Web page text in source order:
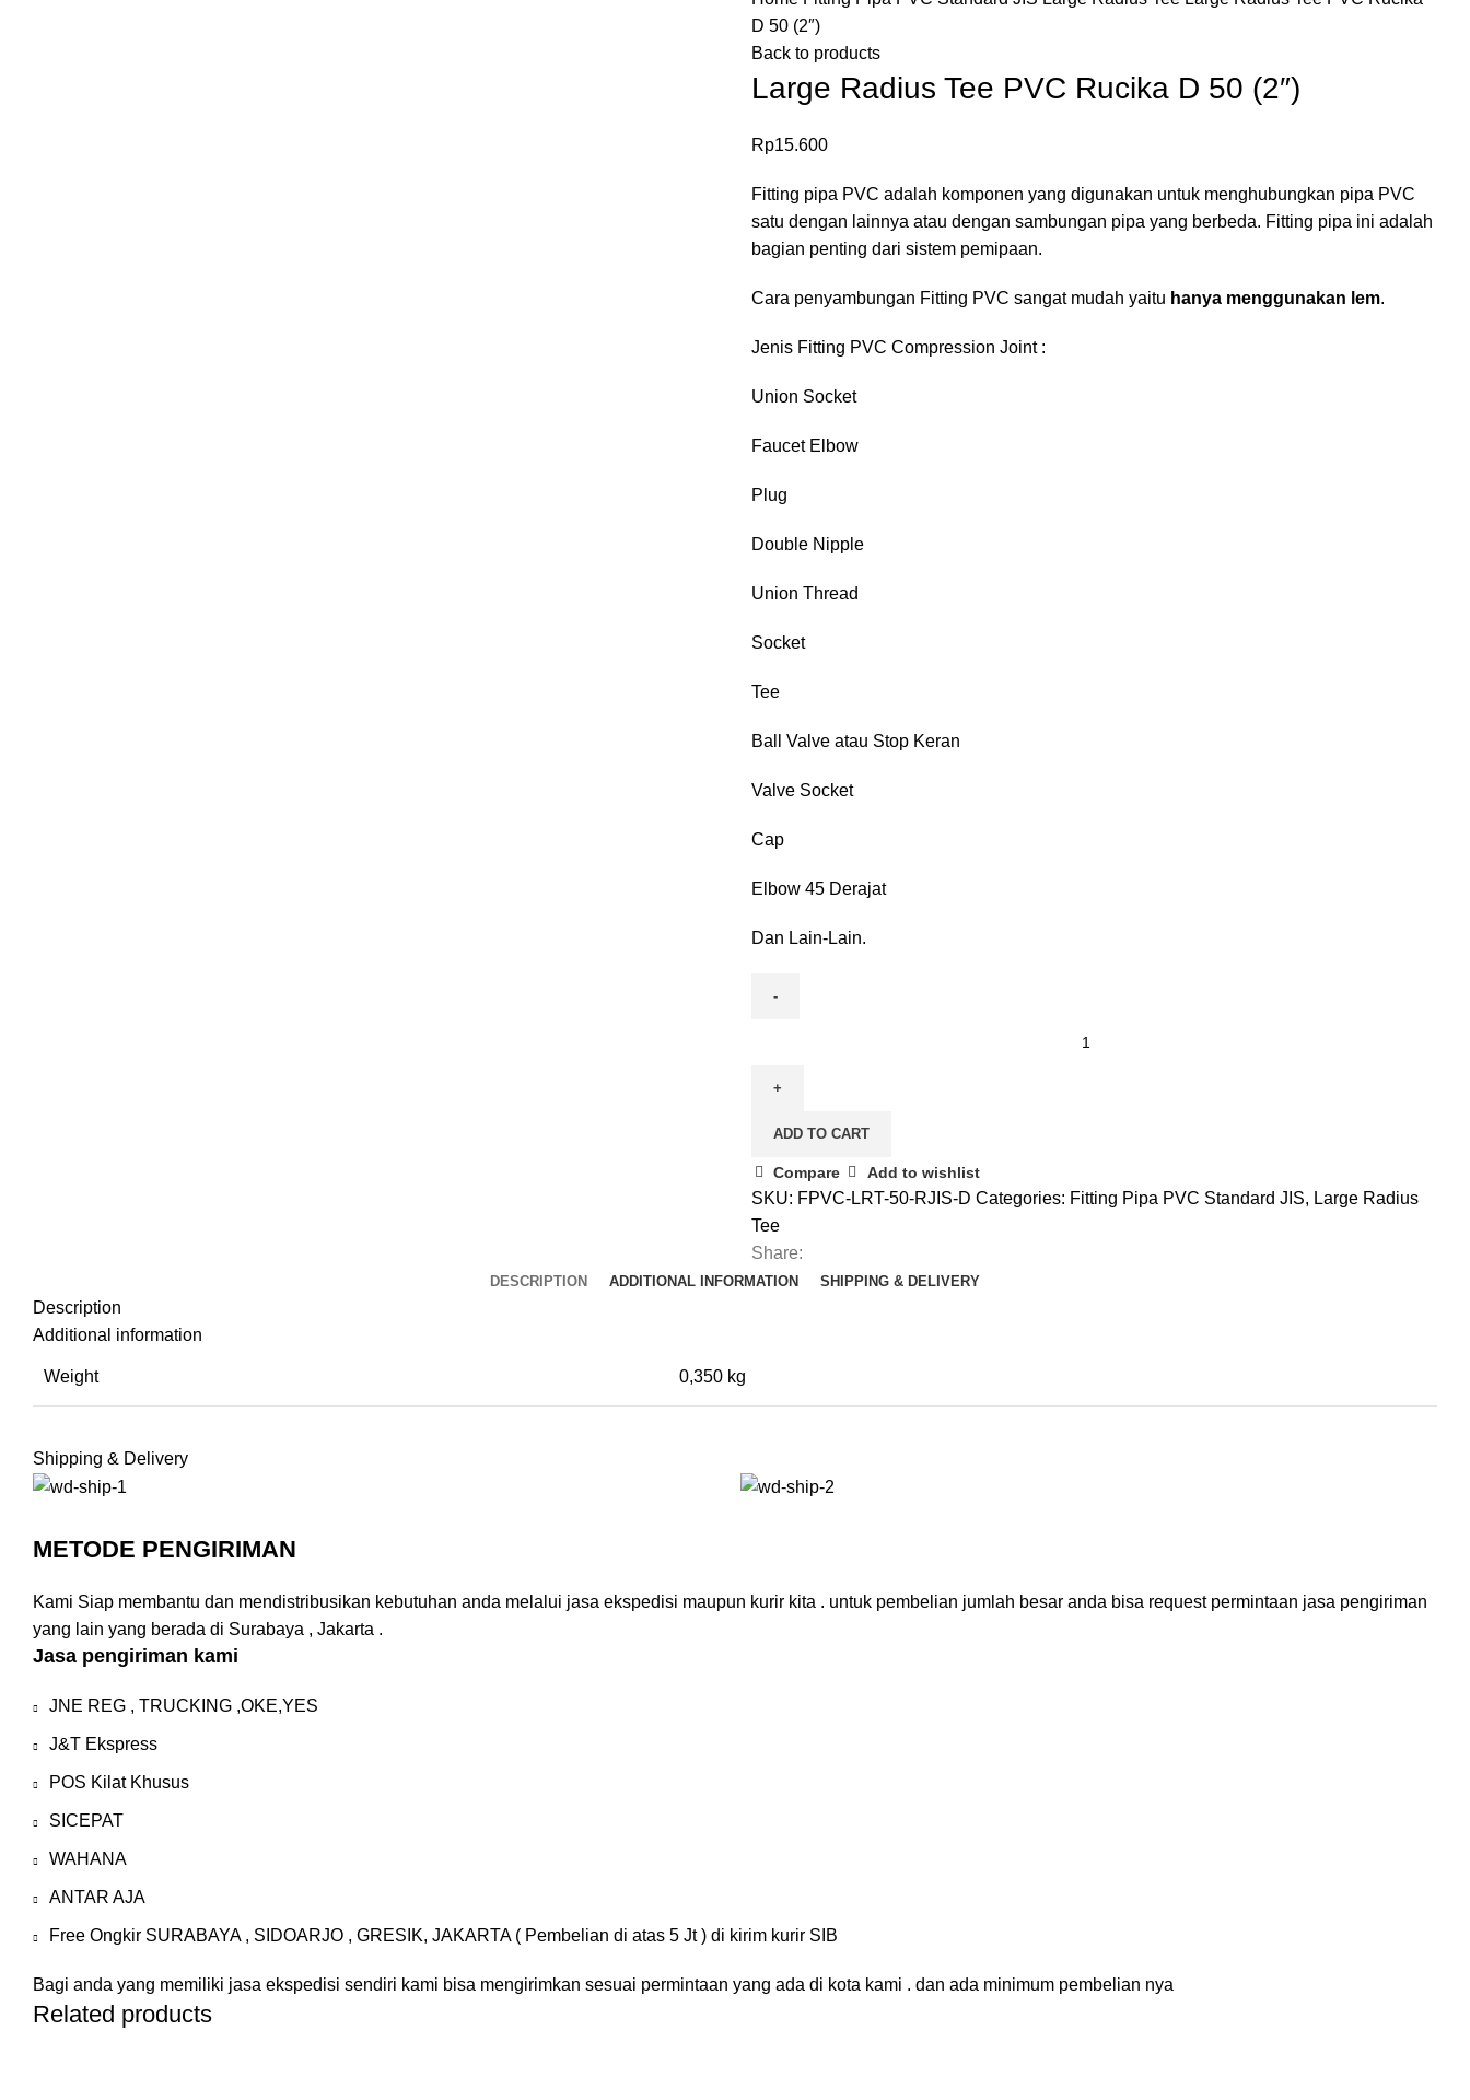
D 50 (2″)
Back to products
Large Radius Tee PVC Rucika D 50 (2″)
Rp15.600
Fitting pipa PVC adalah komponen yang digunakan untuk menghubungkan pipa PVC
satu dengan lainnya atau dengan sambungan pipa yang berbeda. Fitting pipa ini adalah
bagian penting dari sistem pemipaan.
Cara penyambungan Fitting PVC sangat mudah yaitu hanya menggunakan lem.
Jenis Fitting PVC Compression Joint :
Union Socket
Faucet Elbow
Plug
Double Nipple
Union Thread
Socket
Tee
Ball Valve atau Stop Keran
Valve Socket
Cap
Elbow 45 Derajat
Dan Lain-Lain.
Tee
Rucika
D
50
(2")
quantity
ADD TO CART
Compare Add to wishlist
SKU: FPVC-LRT-50-RJIS-D Categories: Fitting Pipa PVC Standard JIS, Large Radius
Tee
Share:
DESCRIPTION ADDITIONAL INFORMATION SHIPPING & DELIVERY
Description
Additional information
Weight 0,350 kg
Shipping & Delivery
METODE PENGIRIMAN
Kami Siap membantu dan mendistribusikan kebutuhan anda melalui jasa ekspedisi maupun kurir kita . untuk pembelian jumlah besar anda bisa request permintaan jasa pengiriman
yang lain yang berada di Surabaya , Jakarta .
Jasa pengiriman kami
JNE REG , TRUCKING ,OKE,YES
J&T Ekspress
POS Kilat Khusus
SICEPAT
WAHANA
ANTAR AJA
Free Ongkir SURABAYA , SIDOARJO , GRESIK, JAKARTA ( Pembelian di atas 5 Jt ) di kirim kurir SIB
Bagi anda yang memiliki jasa ekspedisi sendiri kami bisa mengirimkan sesuai permintaan yang ada di kota kami . dan ada minimum pembelian nya
Related products